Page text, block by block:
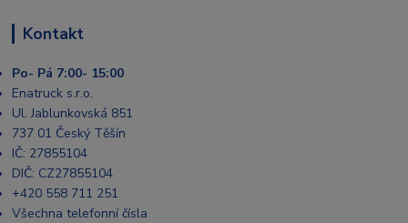
Kontakt
Po- Pá 7:00- 15:00
Enatruck s.r.o.
Ul. Jablunkovská 851
737 01 Český Těšín
IČ: 27855104
DIČ: CZ27855104
+420 558 711 251
Všechna telefonní čísla